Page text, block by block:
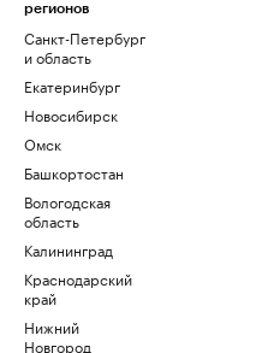
регионов
Санкт-Петербург
и область
Екатеринбург
Новосибирск
Омск
Башкортостан
Вологодская
область
Калининград
Краснодарский
край
Нижний
Новгород